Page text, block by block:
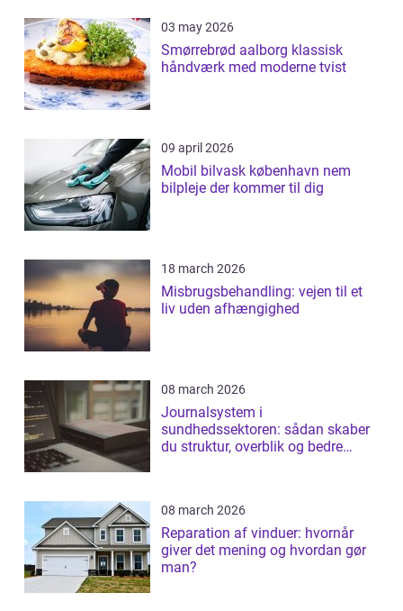
03 may 2026
Smørrebrød aalborg klassisk
håndværk med moderne tvist
09 april 2026
Mobil bilvask københavn nem
bilpleje der kommer til dig
18 march 2026
Misbrugsbehandling: vejen til et
liv uden afhængighed
08 march 2026
Journalsystem i
sundhedssektoren: sådan skaber
du struktur, overblik og bedre
08 march 2026
Reparation af vinduer: hvornår
giver det mening og hvordan gør
man?